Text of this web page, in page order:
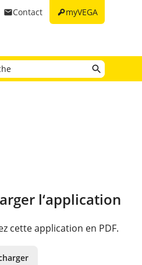
keymyVEGA
emailContact
l‘application
cette application en PDF.